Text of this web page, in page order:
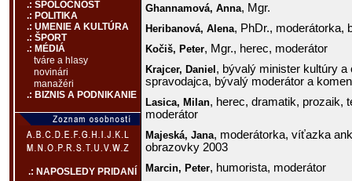
.: SPOLOČNOSŤ
.: POLITIKA
.: UMENIE A KULTÚRA
.: ŠPORT
.: MÉDIÁ
tváre a hlasy
novinári
manažéri
.: BIZNIS A PODNIKANIE
.: NAPOSLEDY PRIDANÍ
Ghannamová, Anna, Mgr.
Heribanová, Alena, PhDr., moderátorka,
Kočiš, Peter, Mgr., herec, moderátor
Krajcer, Daniel , bývalý minister kultúry a
spravodajca, bývalý moderátor a
Lasica, Milan, herec, dramatik, prozaik,
moderátor
Majeská, Jana, moderátorka, víťazka
obrazovky 2003
Marcin, Peter, humorista, moderátor